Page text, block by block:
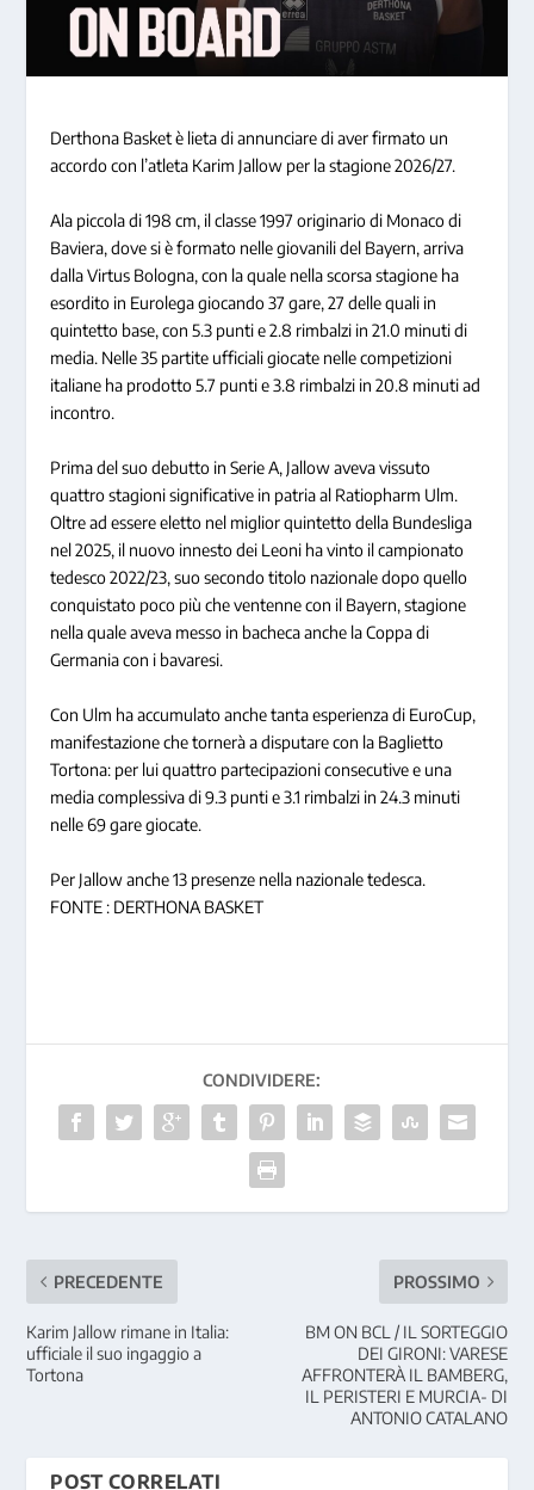
Derthona Basket è lieta di annunciare di aver firmato un
accordo con l’atleta Karim Jallow per la stagione 2026/27.
Ala piccola di 198 cm, il classe 1997 originario di Monaco di
Baviera, dove si è formato nelle giovanili del Bayern, arriva
dalla Virtus Bologna, con la quale nella scorsa stagione ha
esordito in Eurolega giocando 37 gare, 27 delle quali in
quintetto base, con 5.3 punti e 2.8 rimbalzi in 21.0 minuti di
media. Nelle 35 partite ufficiali giocate nelle competizioni
italiane ha prodotto 5.7 punti e 3.8 rimbalzi in 20.8 minuti ad
incontro.
Prima del suo debutto in Serie A, Jallow aveva vissuto
quattro stagioni significative in patria al Ratiopharm Ulm.
Oltre ad essere eletto nel miglior quintetto della Bundesliga
nel 2025, il nuovo innesto dei Leoni ha vinto il campionato
tedesco 2022/23, suo secondo titolo nazionale dopo quello
conquistato poco più che ventenne con il Bayern, stagione
nella quale aveva messo in bacheca anche la Coppa di
Germania con i bavaresi.
Con Ulm ha accumulato anche tanta esperienza di EuroCup,
manifestazione che tornerà a disputare con la Baglietto
Tortona: per lui quattro partecipazioni consecutive e una
media complessiva di 9.3 punti e 3.1 rimbalzi in 24.3 minuti
nelle 69 gare giocate.
Per Jallow anche 13 presenze nella nazionale tedesca.
FONTE : DERTHONA BASKET
CONDIVIDERE:
PRECEDENTE
Karim Jallow rimane in Italia:
ufficiale il suo ingaggio a
Tortona
PROSSIMO
BM ON BCL / IL SORTEGGIO
DEI GIRONI: VARESE
AFFRONTERÀ IL BAMBERG,
IL PERISTERI E MURCIA- DI
ANTONIO CATALANO
POST CORRELATI